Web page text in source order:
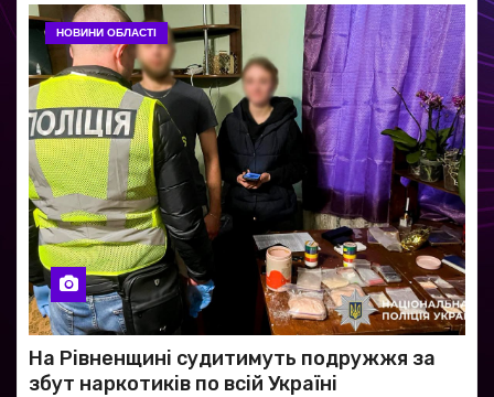
НОВИНИ ОБЛАСТІ
На Рівненщині судитимуть подружжя за
збут наркотиків по всій Україні